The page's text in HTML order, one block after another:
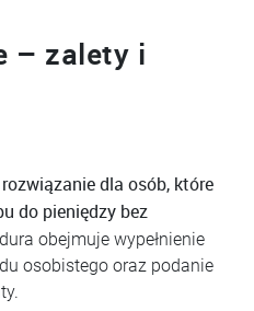
– zalety i
dla osób, które
do pieniędzy bez
obejmuje wypełnienie
osobistego oraz podanie